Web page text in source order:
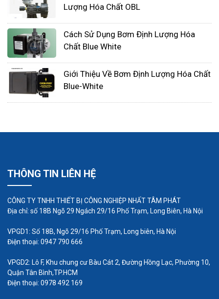
Cách khắc phục:
chảy dầu bơm rách khắc phục dơn giản hiệu
quả nhất là kiểm tra và thay mới những bộ
Thân bơm và động cơ nóng
bơm và động cơ toả ra lượng nhiệt lớn, có khi
thể gây nguy hiêm cho người dùng
Nguyên nhân:
dẫn đến thân bơm và động cơ bơm định
lượng nóng, trong đo có các nguyên nhân
Lượng Hóa Chất OBL
Cách Sử Dụng Bơm Định Lượng Hóa
Chất Blue White
Giới Thiệu Về Bơm Định Lượng Hóa Chất
Blue-White
THÔNG TIN LIÊN HỆ
CÔNG TY TNHH THIẾT BỊ CÔNG NGHIỆP NHẤT TÂM PHÁT
Địa chỉ: số 18B Ngõ 29 Ngách 29/16 Phố Trạm, Long Biên, Hà Nội
VPGD1: Số 18B, Ngõ 29/16 Phố Trạm, Long biên, Hà Nội
Điện thoại: 0947 790 666
VPGD2: Lô F, Khu chung cư Bàu Cát 2, Đường Hồng Lạc, Phường 10,
Quận Tân Bình,TP.HCM
Điện thoại: 0978 492 169